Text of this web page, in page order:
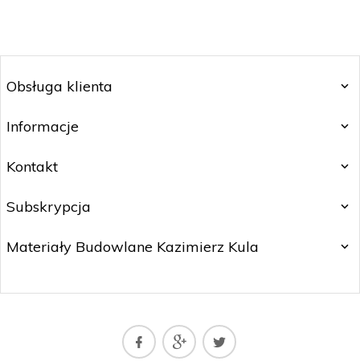
Obsługa klienta
Informacje
Kontakt
Subskrypcja
Materiały Budowlane Kazimierz Kula
matbud@matbud.pl